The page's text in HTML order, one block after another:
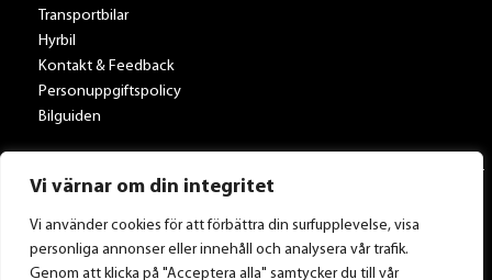
Vi värnar om din integritet
Vi använder cookies för att förbättra din surfupplevelse, visa
personliga annonser eller innehåll och analysera vår trafik.
Genom att klicka på "Acceptera alla" samtycker du till vår
Transportbilar
Hyrbil
Kontakt & Feedback
Personuppgiftspolicy
Bilguiden
Tillbaka till Toveksbil.se